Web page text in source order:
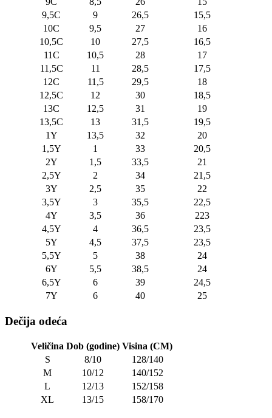
9,5C
9 26,5
15,5
10C
9,5 27
16
10,5C
10 27,5
16,5
11C
10,5 28
17
11,5C
11 28,5
17,5
12C
11,5 29,5
18
12,5C
12 30
18,5
13C
12,5 31
19
13,5C
13 31,5
19,5
1Y
13,5 32
20
1,5Y
1 33
20,5
2Y
1,5 33,5
21
2,5Y
2 34
21,5
3Y
2,5 35
22
3,5Y
3 35,5
22,5
4Y
3,5 36
223
4,5Y
4 36,5
23,5
5Y
4,5 37,5
23,5
5,5Y
5 38
24
6Y
5,5 38,5
24
6,5Y
6 39
24,5
7Y
6 40 25
Dečija odeća
Veličina Dob (godine) Visina (CM)
S
8/10
128/140
M
10/12
140/152
L
12/13
152/158
XL
13/15 158/170